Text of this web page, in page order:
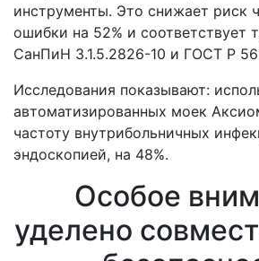
инструменты. Это снижает риск
ошибки на 52% и соответствует
СанПиН 3.1.5.2826-10 и ГОСТ Р
Исследования показывают:
автоматизированных моек
частоту внутрибольничных
эндоскопией, на 48%.
Особое
уделено